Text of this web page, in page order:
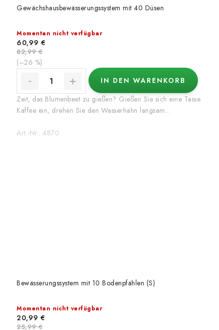
Gewächshausbewässerungssystem mit 40 Düsen
Momentan nicht verfügbar
60,99 €
82,99 €
(–26 %)
IN DEN WARENKORB
Zeit, das Blumenbeet zu gießen? Gießen Sie sich eine Tasse
Kaffee ein, drehen Sie den Wasserhahn langsam...
Art.-Nr.: 4870
Bewässerungssystem mit 10 Bodenpfählen (S)
Momentan nicht verfügbar
20,99 €
25,99 €